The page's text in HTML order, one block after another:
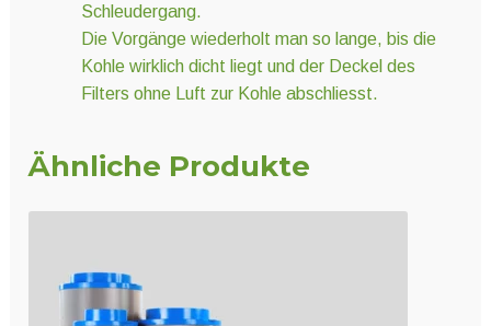
Schleudergang.
Die Vorgänge wiederholt man so lange, bis die
Kohle wirklich dicht liegt und der Deckel des
Filters ohne Luft zur Kohle abschliesst.
Ähnliche Produkte